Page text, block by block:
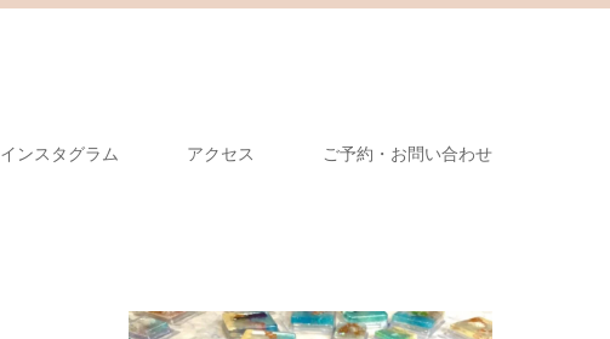
インスタグラム アクセス ご予約・お問い合わせ